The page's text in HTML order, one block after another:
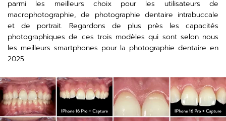
parmi les meilleurs choix pour les utilisateurs de
macrophotographie, de photographie dentaire intrabuccale
et de portrait. Regardons de plus près les capacités
photographiques de ces trois modèles qui sont selon nous
les meilleurs smartphones pour la photographie dentaire en
2025.